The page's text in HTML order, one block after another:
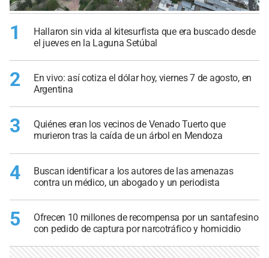
1
Hallaron sin vida al kitesurfista que era buscado desde
el jueves en la Laguna Setúbal
2
En vivo: así cotiza el dólar hoy, viernes 7 de agosto, en
Argentina
3
Quiénes eran los vecinos de Venado Tuerto que
murieron tras la caída de un árbol en Mendoza
4
Buscan identificar a los autores de las amenazas
contra un médico, un abogado y un periodista
5
Ofrecen 10 millones de recompensa por un santafesino
con pedido de captura por narcotráfico y homicidio